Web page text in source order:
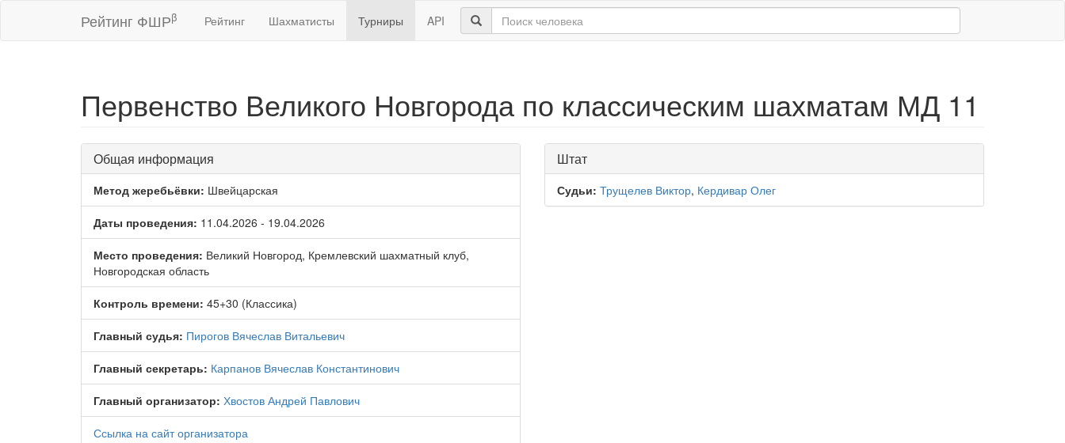
Рейтинг ФШРβ Рейтинг Шахматисты Турниры API
Первенство Великого Новгорода по классическим шахматам МД 11
Общая информация
Метод жеребьёвки: Швейцарская
Даты проведения: 11.04.2026 - 19.04.2026
Место проведения: Великий Новгород, Кремлевский шахматный клуб,
Новгородская область
Контроль времени: 45+30 (Классика)
Главный судья: Пирогов Вячеслав Витальевич
Главный секретарь: Карпанов Вячеслав Константинович
Главный организатор: Хвостов Андрей Павлович
Ссылка на сайт организатора
Штат
Судьи: Трущелев Виктор, Кердивар Олег